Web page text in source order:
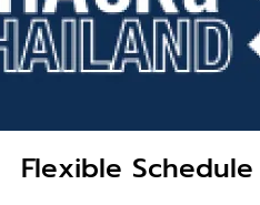
Flexible Schedule